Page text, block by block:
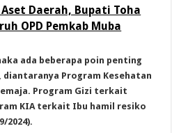
Daerah, Bupati Toha
OPD Pemkab Muba
ada beberapa poin penting
Program Kesehatan
Program Gizi terkait
KIA terkait Ibu hamil resiko
2024).